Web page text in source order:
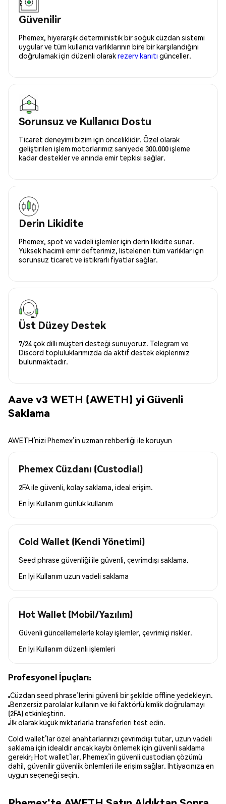
Güvenilir
Phemex, hiyerarşik deterministik bir soğuk cüzdan sistemi
uygular ve tüm kullanıcı varlıklarının bire bir karşılandığını
doğrulamak için düzenli olarakrezerv kanıtı günceller.
Sorunsuz ve Kullanıcı Dostu
Ticaret deneyimi bizim için önceliklidir. Özel olarak
geliştirilen işlem motorlarımız saniyede 300.000 işleme
kadar destekler ve anında emir tepkisi sağlar.
Derin Likidite
Phemex, spot ve vadeli işlemler için derin likidite sunar.
Yüksek hacimli emir defterimiz, listelenen tüm varlıklar için
sorunsuz ticaret ve istikrarlı fiyatlar sağlar.
Üst Düzey Destek
7/24 çok dilli müşteri desteği sunuyoruz. Telegram ve
Discord topluluklarımızda da aktif destek ekiplerimiz
bulunmaktadır.
Aave v3 WETH (AWETH) yi Güvenli
Saklama
AWETH’nizi Phemex’in uzman rehberliği ile koruyun
Phemex Cüzdanı (Custodial)
2FA ile güvenli, kolay saklama, ideal erişim.
En İyi Kullanım günlük kullanım
Cold Wallet (Kendi Yönetimi)
Seed phrase güvenliği ile güvenli, çevrimdışı saklama.
En İyi Kullanım uzun vadeli saklama
Hot Wallet (Mobil/Yazılım)
Güvenli güncellemelerle kolay işlemler, çevrimiçi riskler.
En İyi Kullanım düzenli işlemleri
Profesyonel İpuçları:
Cüzdan seed phrase’lerini güvenli bir şekilde offline yedekleyin.
Benzersiz parolalar kullanın ve iki faktörlü kimlik doğrulamayı
(2FA) etkinleştirin.
İlk olarak küçük miktarlarla transferleri test edin.
Cold wallet’lar özel anahtarlarınızı çevrimdışı tutar, uzun vadeli
saklama için idealdir ancak kaybı önlemek için güvenli saklama
gerekir; Hot wallet’lar, Phemex’in güvenli custodian çözümü
dahil, güvenilir güvenlik önlemleri ile erişim sağlar. İhtiyacınıza en
uygun seçeneği seçin.